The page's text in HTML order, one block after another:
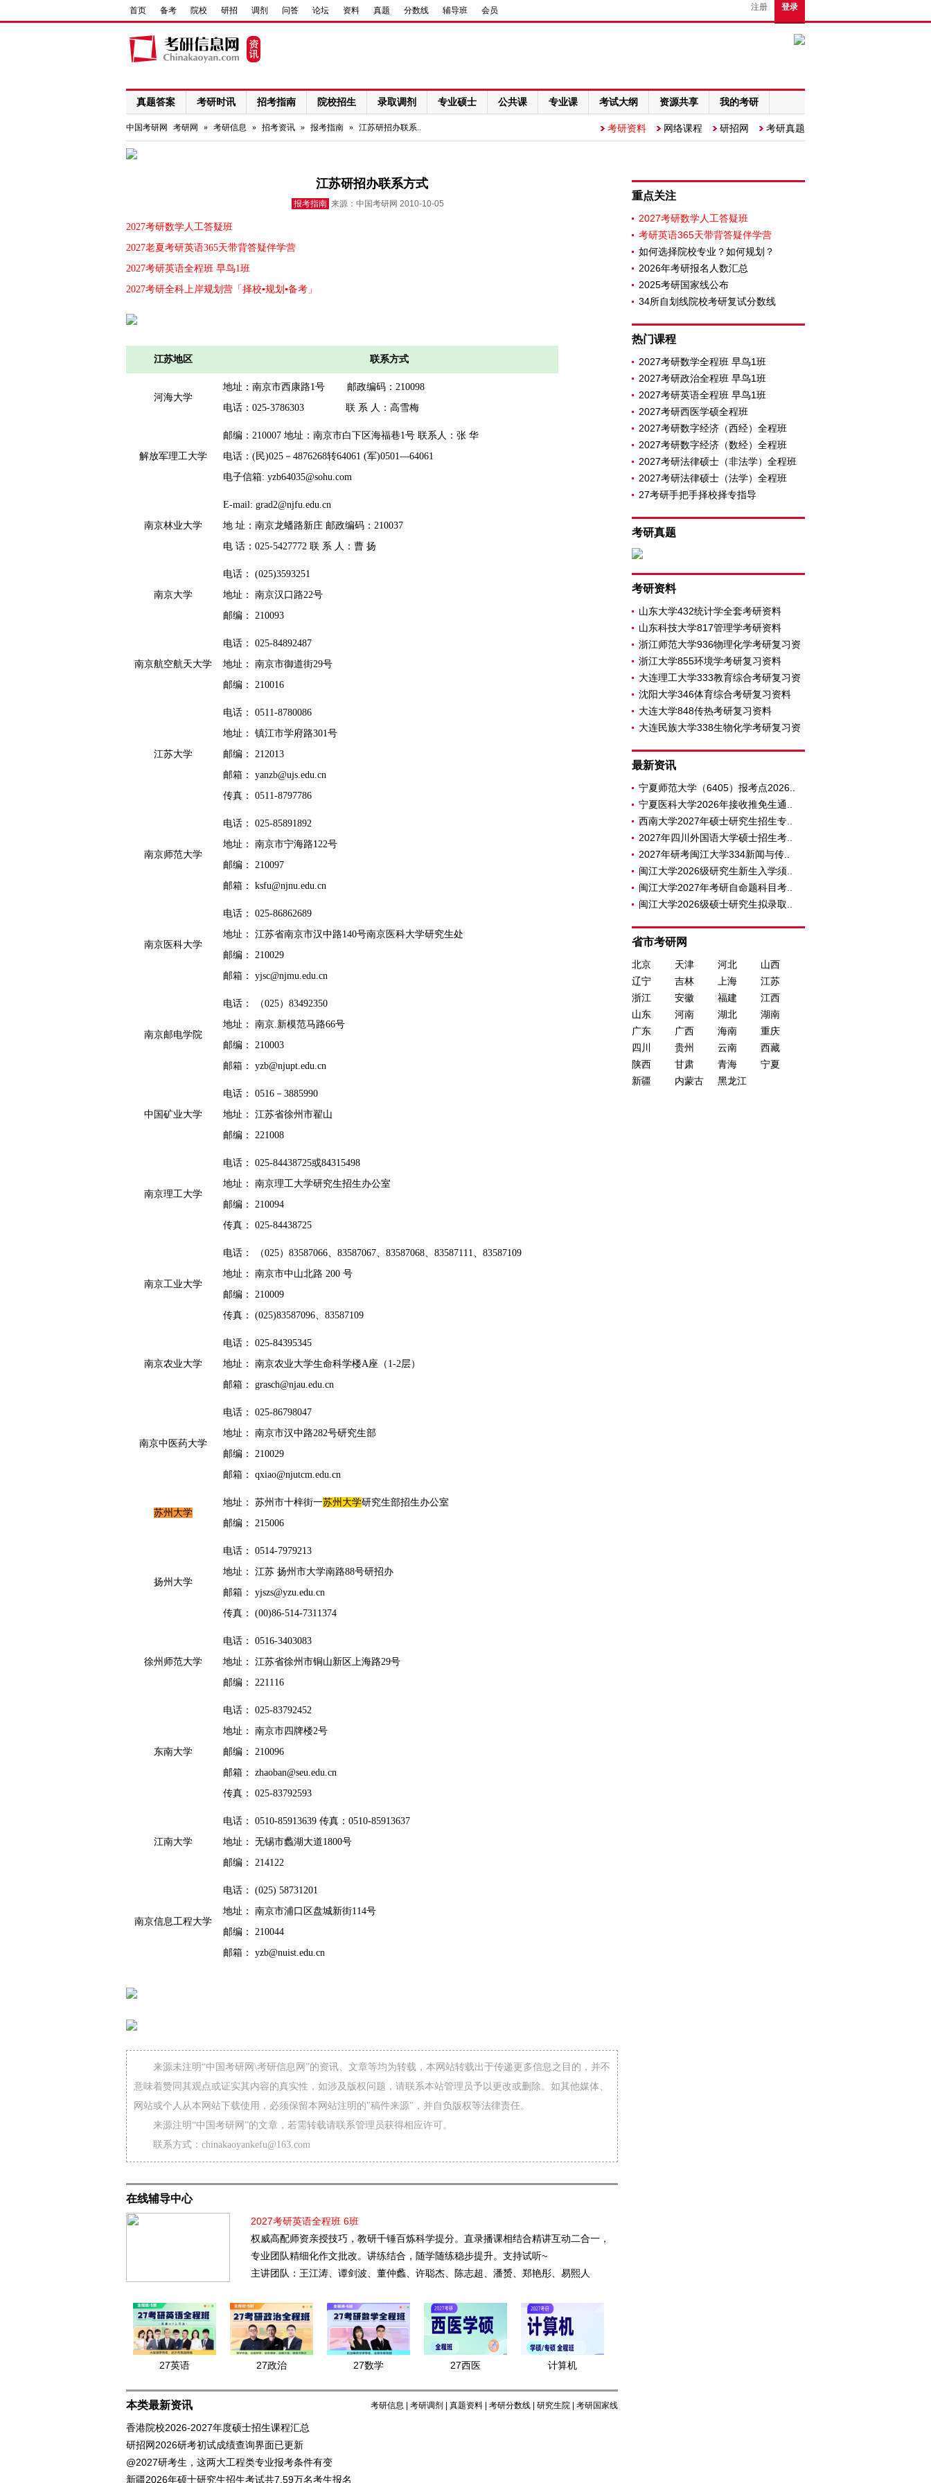
首页 备考 院校 研招 调剂 问答 论坛 资料 真题 分数线 辅导班 会员 注册 登录
真题答案 考研时讯 招考指南 院校招生 录取调剂 专业硕士 公共课 专业课 考试大纲 资源共享 我的考研
网络课程
中国考研网 考研网 » 考研信息 » 招考资讯 » 报考指南 » 江苏研招办联系.. 考研资料 网络课程 研招网 考研真题
江苏研招办联系方式
报考指南 来源：中国考研网 2010-10-05
2027考研数学人工答疑班
2027老夏考研英语365天带背答疑伴学营
2027考研英语全程班 早鸟1班
2027考研全科上岸规划营「择校▪规划▪备考」
江苏地区 联系方式
河海大学
地址：南京市西康路1号 邮政编码：210098
电话：025-3786303 联 系 人：高雪梅
解放军理工大学
邮编：210007 地址：南京市白下区海福巷1号 联系人：张 华
电话：(民)025－4876268转64061 (军)0501—64061
电子信箱: yzb64035@sohu.com
南京林业大学
E-mail: grad2@njfu.edu.cn
地 址：南京龙蟠路新庄 邮政编码：210037
电 话：025-5427772 联 系 人：曹 扬
南京大学
电话： (025)3593251
地址： 南京汉口路22号
邮编： 210093
南京航空航天大学
电话： 025-84892487
地址： 南京市御道街29号
邮编： 210016
江苏大学
电话： 0511-8780086
地址： 镇江市学府路301号
邮编： 212013
邮箱： yanzb@ujs.edu.cn
传真： 0511-8797786
南京师范大学
电话： 025-85891892
地址： 南京市宁海路122号
邮编： 210097
邮箱： ksfu@njnu.edu.cn
南京医科大学
电话： 025-86862689
地址： 江苏省南京市汉中路140号南京医科大学研究生处
邮编： 210029
邮箱： yjsc@njmu.edu.cn
南京邮电学院
电话： （025）83492350
地址： 南京.新模范马路66号
邮编： 210003
邮箱： yzb@njupt.edu.cn
中国矿业大学
电话： 0516－3885990
地址： 江苏省徐州市翟山
邮编： 221008
南京理工大学
电话： 025-84438725或84315498
地址： 南京理工大学研究生招生办公室
邮编： 210094
传真： 025-84438725
南京工业大学
电话： （025）83587066、83587067、83587068、83587111、83587109
地址： 南京市中山北路 200 号
邮编： 210009
传真： (025)83587096、83587109
南京农业大学
电话： 025-84395345
地址： 南京农业大学生命科学楼A座（1-2层）
邮箱： grasch@njau.edu.cn
南京中医药大学
电话： 025-86798047
地址： 南京市汉中路282号研究生部
邮编： 210029
邮箱： qxiao@njutcm.edu.cn
苏州大学
地址： 苏州市十梓街一苏州大学研究生部招生办公室
邮编： 215006
扬州大学
电话： 0514-7979213
地址： 江苏 扬州市大学南路88号研招办
邮箱： yjszs@yzu.edu.cn
传真： (00)86-514-7311374
徐州师范大学
电话： 0516-3403083
地址： 江苏省徐州市铜山新区上海路29号
邮编： 221116
东南大学
电话： 025-83792452
地址： 南京市四牌楼2号
邮编： 210096
邮箱： zhaoban@seu.edu.cn
传真： 025-83792593
江南大学
电话： 0510-85913639 传真：0510-85913637
地址： 无锡市蠡湖大道1800号
邮编： 214122
南京信息工程大学
电话： (025) 58731201
地址： 南京市浦口区盘城新街114号
邮编： 210044
邮箱： yzb@nuist.edu.cn
来源未注明“中国考研网\考研信息网”的资讯、文章等均为转载，本网站转载出于传递更多信息之目的，并不
意味着赞同其观点或证实其内容的真实性，如涉及版权问题，请联系本站管理员予以更改或删除。如其他媒体、
网站或个人从本网站下载使用，必须保留本网站注明的"稿件来源"，并自负版权等法律责任。
来源注明“中国考研网”的文章，若需转载请联系管理员获得相应许可。
联系方式：chinakaoyankefu@163.com
在线辅导中心
2027考研英语全程班 6班
权威高配师资亲授技巧，教研千锤百炼科学提分。直录播课相结合精讲互动二合一，
专业团队精细化作文批改。讲练结合，随学随练稳步提升。支持试听~
主讲团队：王江涛、谭剑波、董仲蠡、许聪杰、陈志超、潘赟、郑艳彤、易熙人
27英语 27政治 27数学 27西医 计算机
本类最新资讯 考研信息 考研调剂 真题资料 考研分数线 研究生院 考研国家线
香港院校2026-2027年度硕士招生课程汇总
研招网2026研考初试成绩查询界面已更新
@2027研考生，这两大工程类专业报考条件有变
新疆2026年硕士研究生招生考试共7.59万名考生报名
重点关注
2027考研数学人工答疑班
考研英语365天带背答疑伴学营
如何选择院校专业？如何规划？
2026年考研报名人数汇总
2025考研国家线公布
34所自划线院校考研复试分数线
热门课程
2027考研数学全程班 早鸟1班
2027考研政治全程班 早鸟1班
2027考研英语全程班 早鸟1班
2027考研西医学硕全程班
2027考研数字经济（西经）全程班
2027考研数字经济（数经）全程班
2027考研法律硕士（非法学）全程班
2027考研法律硕士（法学）全程班
27考研手把手择校择专指导
考研真题
考研资料
山东大学432统计学全套考研资料
山东科技大学817管理学考研资料
浙江师范大学936物理化学考研复习资
浙江大学855环境学考研复习资料
大连理工大学333教育综合考研复习资
沈阳大学346体育综合考研复习资料
大连大学848传热考研复习资料
大连民族大学338生物化学考研复习资
最新资讯
宁夏师范大学（6405）报考点2026..
宁夏医科大学2026年接收推免生通..
西南大学2027年硕士研究生招生专..
2027年四川外国语大学硕士招生考..
2027年研考闽江大学334新闻与传..
闽江大学2026级研究生新生入学须..
闽江大学2027年考研自命题科目考..
闽江大学2026级硕士研究生拟录取..
省市考研网
北京 天津 河北
山西
辽宁
吉林 上海
江苏
浙江
安徽 福建
江西
山东
河南 湖北
湖南
广东
广西 海南
重庆
四川
贵州 云南
西藏
陕西
甘肃 青海
宁夏
新疆
内蒙古 黑龙江